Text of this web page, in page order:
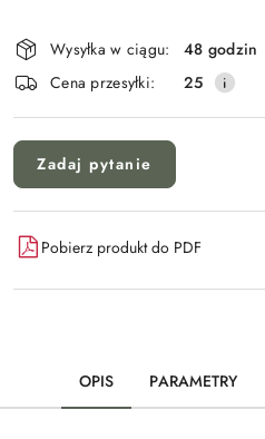
i
dostawa
Wysyłka w ciągu:
48 godzin
Cena przesyłki:
25
Zadaj pytanie
Pobierz produkt do PDF
OPIS PARAMETRY